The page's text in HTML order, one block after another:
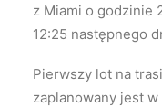
z Miami o godzinie
12:25 następnego
Pierwszy lot na
zaplanowany jest